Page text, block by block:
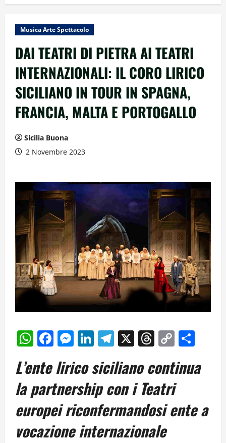
Musica Arte Spettacolo
DAI TEATRI DI PIETRA AI TEATRI
INTERNAZIONALI: IL CORO LIRICO
SICILIANO IN TOUR IN SPAGNA,
FRANCIA, MALTA E PORTOGALLO
Sicilia Buona
2 Novembre 2023
WhatsApp
Facebook
Messenger
LinkedIn
Telegram
X Threads
Copy
L’ente lirico siciliano continua
la partnership con i Teatri
europei riconfermandosi ente a
vocazione internazionale